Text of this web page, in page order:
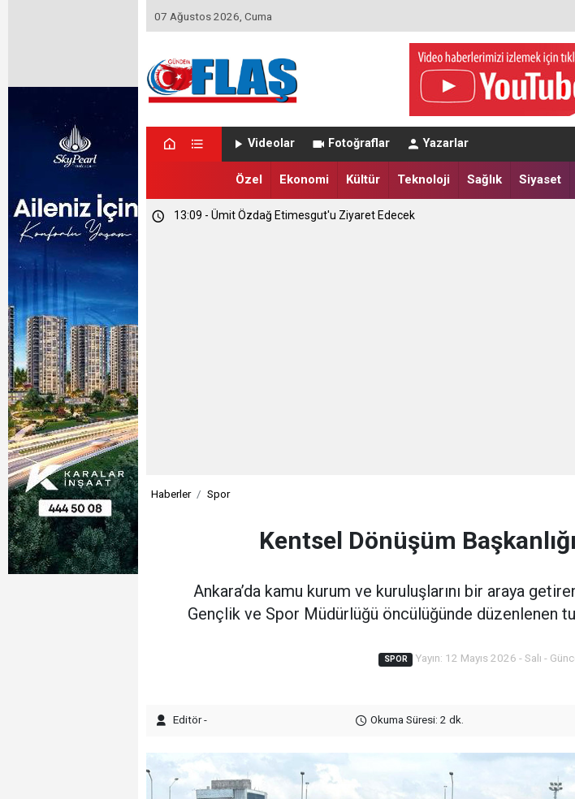
07 Ağustos 2026, Cuma
Videolar Fotoğraflar Yazarlar
Özel Ekonomi Kültür Teknoloji Sağlık Siyaset
23:46 - Memet Yula'dan Etimesgut Değerlendirmesi
13:09 - Ümit Özdağ Etimesgut'u Ziyaret Edecek
Haberler Spor
Kentsel Dönüşüm
Ankara’da kamu kurum ve kuruluşlarını bir araya
Gençlik ve Spor Müdürlüğü öncülüğünde düzenlenen
SPOR Yayın: 12 Mayıs 2026 - Salı -
Editör - Okuma Süresi: 2 dk.